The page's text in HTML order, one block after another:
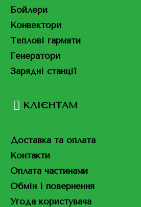
Бойлери
Конвектори
Теплові гармати
Генератори
Зарядні станції
КЛІЄНТАМ
Доставка та оплата
Контакти
Оплата частинами
Обмін і повернення
Угода користувача